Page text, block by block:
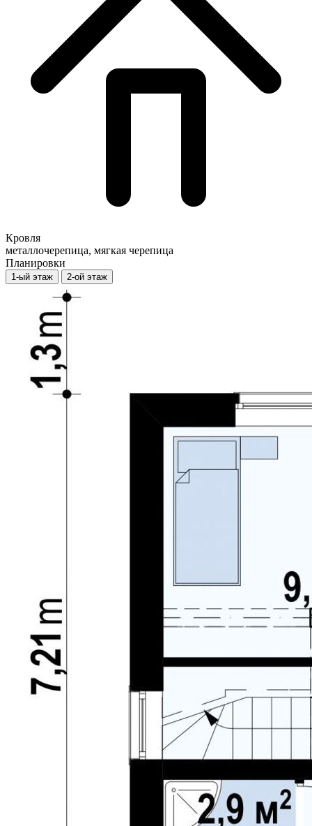
Кровля
металлочерепица, мягкая черепица
Планировки
1-ый этаж 2-ой этаж